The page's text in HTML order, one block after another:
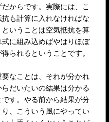
からです。実際には、こ
も計算に入れなければな
ということは空気抵抗を算
式に組み込めばやはりほぼ
られるということです。
なことは、それが分かれ
だいたいの結果は分かる
です。やる前から結果が分
、こういう風にやってい